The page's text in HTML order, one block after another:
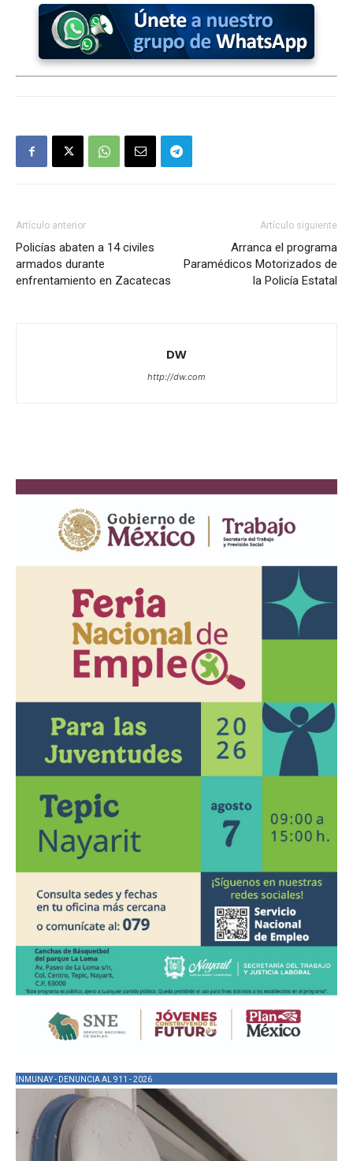
Artículo anterior
Policías abaten a 14 civiles
armados durante
enfrentamiento en Zacatecas
Artículo siguiente
Arranca el programa
Paramédicos Motorizados de
la Policía Estatal
DW
http://dw.com
INMUNAY - DENUNCIA AL 911 - 2026